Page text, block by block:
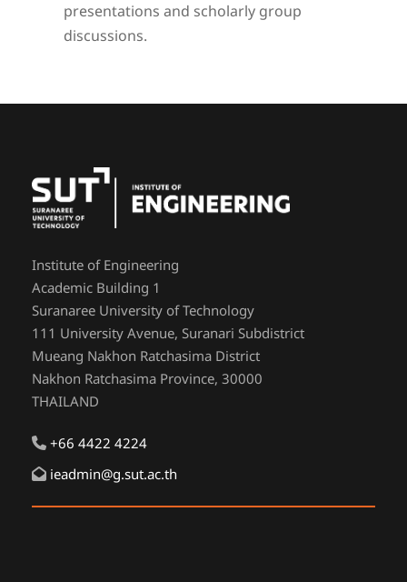
presentations and scholarly group
discussions.
Institute of Engineering
Academic Building 1
Suranaree University of Technology
111 University Avenue, Suranari Subdistrict
Mueang Nakhon Ratchasima District
Nakhon Ratchasima Province, 30000
THAILAND
+66 4422 4224
ieadmin@g.sut.ac.th